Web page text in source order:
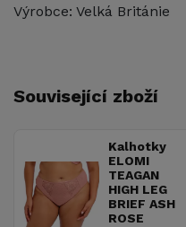
Výrobce: Velká Británie
Související zboží
Kalhotky
ELOMI
TEAGAN
HIGH LEG
BRIEF ASH
ROSE